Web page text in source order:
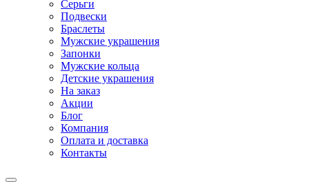
Серьги
Подвески
Браслеты
Мужские украшения
Запонки
Мужские кольца
Детские украшения
На заказ
Акции
Блог
Компания
Оплата и доставка
Контакты